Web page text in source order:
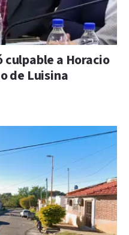
a Horacio
de Luisina